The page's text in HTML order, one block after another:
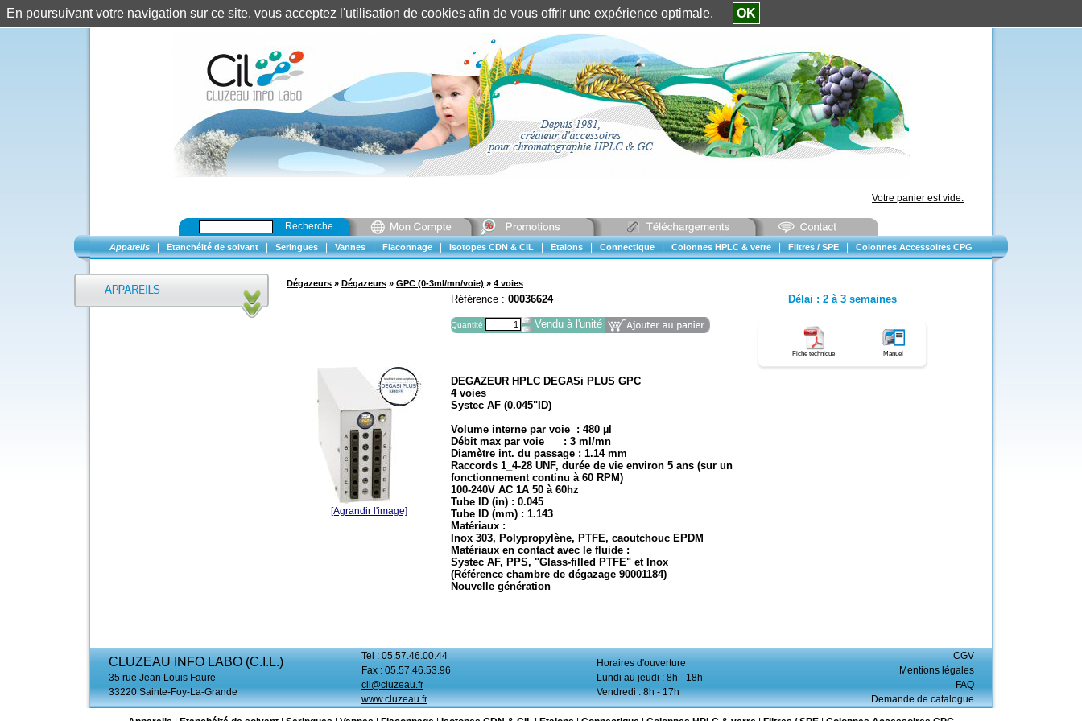
Identification client ||Mon compte
Votre panier est vide.
Recherche
Appareils Etanchéité de solvant Seringues Vannes Flaconnage Isotopes CDN & CIL Etalons Connectique Colonnes HPLC & verre Filtres / SPE Colonnes Accessoires CPG
Dégazeurs » Dégazeurs » GPC (0-3ml/mn/voie) » 4 voies
[Agrandir l'image]
Référence : 00036624
Quantité Vendu à l'unité
Délai : 2 à 3 semaines
Fiche technique Manuel
DEGAZEUR HPLC DEGASi PLUS GPC
4 voies
Systec AF (0.045"ID)
Volume interne par voie : 480 µl
Débit max par voie : 3 ml/mn
Diamètre int. du passage : 1.14 mm
Raccords 1_4-28 UNF, durée de vie environ 5 ans (sur un
fonctionnement continu à 60 RPM)
100-240V AC 1A 50 à 60hz
Tube ID (in) : 0.045
Tube ID (mm) : 1.143
Matériaux :
Inox 303, Polypropylène, PTFE, caoutchouc EPDM
Matériaux en contact avec le fluide :
Systec AF, PPS, "Glass-filled PTFE" et Inox
(Référence chambre de dégazage 90001184)
Nouvelle génération
CLUZEAU INFO LABO (C.I.L.)
35 rue Jean Louis Faure
33220 Sainte-Foy-La-Grande
Tel : 05.57.46.00.44
Fax : 05.57.46.53.96
cil@cluzeau.fr
www.cluzeau.fr
Horaires d'ouverture
Lundi au jeudi : 8h - 18h
Vendredi : 8h - 17h
CGV
Mentions légales
FAQ
Demande de catalogue
En poursuivant votre navigation sur ce site, vous acceptez l'utilisation de cookies afin de vous offrir une expérience optimale. OK